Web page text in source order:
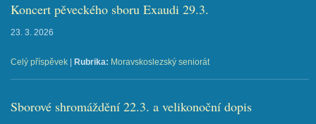
Koncert pěveckého sboru Exaudi 29.3.
23. 3. 2026
Celý příspěvek Rubrika: Moravskoslezský seniorát
Sborové shromáždění 22.3. a velikonoční dopis